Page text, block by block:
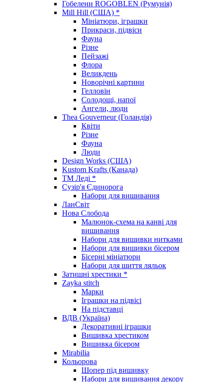
Гобелени ROGOBLEN (Румунія)
Mill Hill (США) *
Мініатюри, іграшки
Прикраси, підвіси
Фауна
Різне
Пейзажі
Флора
Великдень
Новорічні картини
Гелловін
Солодощі, напої
Ангели, люди
Thea Gouverneur (Голандія)
Квіти
Різне
Фауна
Люди
Design Works (США)
Kustom Krafts (Канада)
ТМ Леді *
Сузір'я Єдинорога
Набори для вишивання
ЛанСвіт
Нова Слобода
Малюнок-схема на канві для
вишивання
Набори для вишивки нитками
Набори для вишивки бісером
Бісерні мініатюри
Набори для шиття ляльок
Затишні хрестики *
Zayka stitch
Марки
Іграшки на підвісі
На підставці
ВДВ (Україна)
Декоративні іграшки
Вишивка хрестиком
Вишивка бісером
Mirabilia
Кольорова
Шопер під вишивку
Набори для вишивання декору